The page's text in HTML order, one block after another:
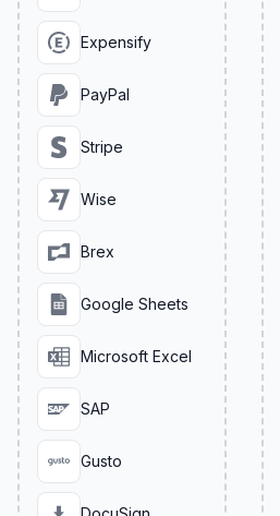
Expensify
PayPal
Stripe
Wise
Brex
Google Sheets
Microsoft Excel
SAP
Gusto